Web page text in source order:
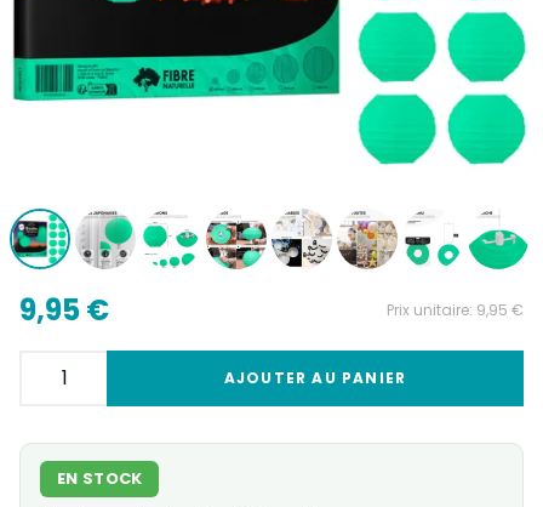
9,95 € Prix unitaire: 9,95 €
AJOUTER AU PANIER
EN STOCK